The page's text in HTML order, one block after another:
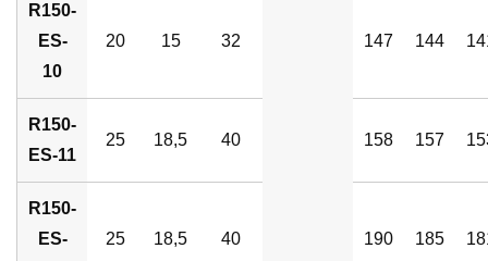
R150-
ES-
10
20 15 32 147 144
R150-
ES-11
25 18,5 40 158 157
R150-
ES-
25 18,5 40 190 185